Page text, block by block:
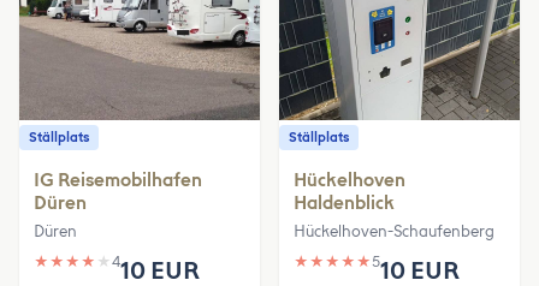
Ställplats
IG Reisemobilhafen
Düren
Düren
★ ★ ★ ★ ★ 410 EUR
Ställplats
Hückelhoven
Haldenblick
Hückelhoven-Schaufenberg
★ ★ ★ ★ ★510 EUR